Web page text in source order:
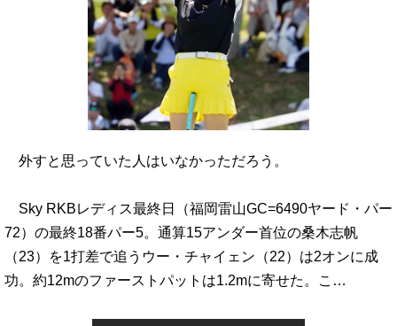
外すと思っていた人はいなかっただろう。
Sky RKBレディス最終日（福岡雷山GC=6490ヤード・パー
72）の最終18番パー5。通算15アンダー首位の桑木志帆
（23）を1打差で追うウー・チャイェン（22）は2オンに成
功。約12mのファーストパットは1.2mに寄せた。こ…